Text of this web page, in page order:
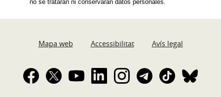
no se tratarán ni conservarán datos personales.
Mapa web Accessibilitat Avís legal